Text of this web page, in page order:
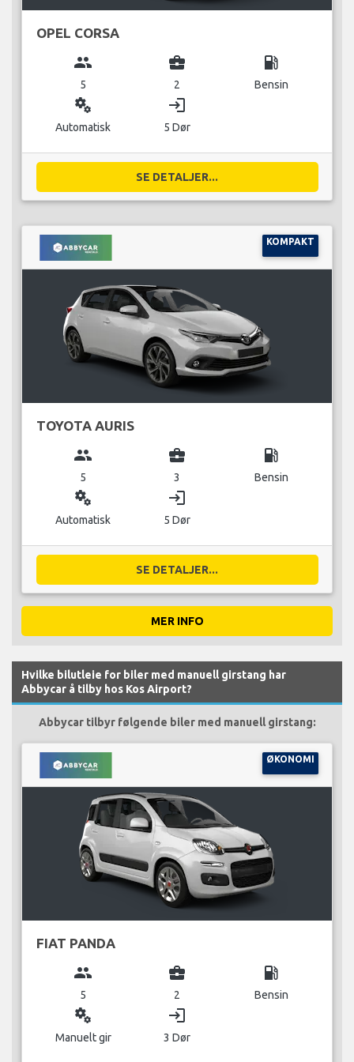
OPEL CORSA
group
5
business_center
2
local_gas_station
Bensin
miscellaneous_services
Automatisk
login
5 Dør
SE DETALJER...
KOMPAKT
TOYOTA AURIS
group
5
business_center
3
local_gas_station
Bensin
miscellaneous_services
Automatisk
login
5 Dør
SE DETALJER...
MER INFO
Hvilke bilutleie for biler med manuell girstang har
Abbycar å tilby hos Kos Airport?
Abbycar tilbyr følgende biler med manuell girstang:
ØKONOMI
FIAT PANDA
group
5
business_center
2
local_gas_station
Bensin
miscellaneous_services
Manuelt gir
login
3 Dør